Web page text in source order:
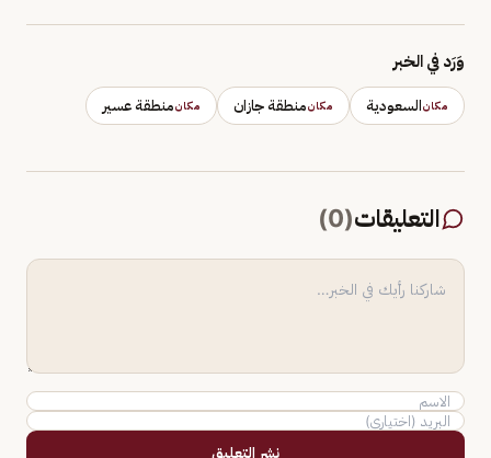
وَرَد في الخبر
مكانالسعودية مكانمنطقة جازان مكانمنطقة عسير
التعليقات(
0
)
نشر التعليق